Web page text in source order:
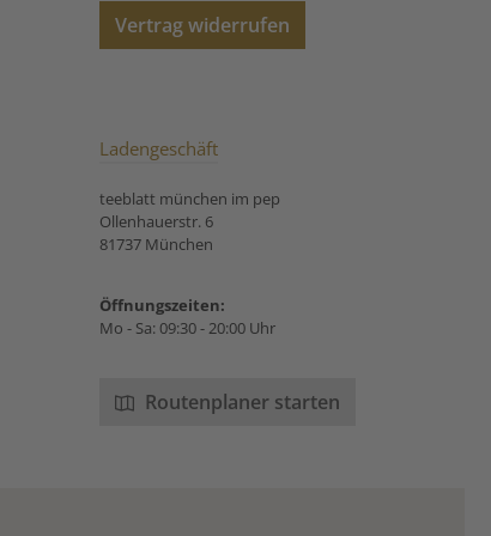
Vertrag widerrufen
Ladengeschäft
teeblatt münchen im pep
Ollenhauerstr. 6
81737 München
Öffnungszeiten:
Mo - Sa: 09:30 - 20:00 Uhr
Routenplaner starten